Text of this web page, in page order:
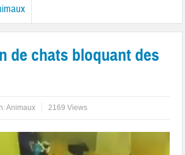
de chats bloquant des
Animaux 2169 Views